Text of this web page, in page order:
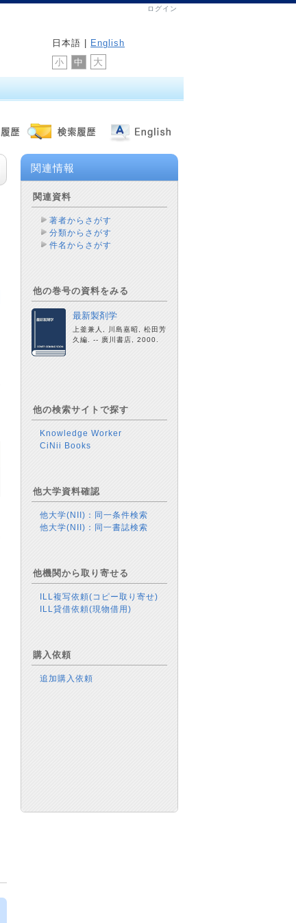
ログイン
日本語 | English
小 中 大
関連情報
関連資料
著者からさがす
分類からさがす
件名からさがす
他の巻号の資料をみる
最新製剤学
上釜兼人, 川島嘉昭, 松田芳
久編. -- 廣川書店, 2000.
他の検索サイトで探す
Knowledge Worker
CiNii Books
他大学資料確認
他大学(NII)：同一条件検索
他大学(NII)：同一書誌検索
他機関から取り寄せる
ILL複写依頼(コピー取り寄せ)
ILL貸借依頼(現物借用)
購入依頼
追加購入依頼